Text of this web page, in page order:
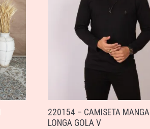
220154 – CAMISETA MANGA
LONGA GOLA V